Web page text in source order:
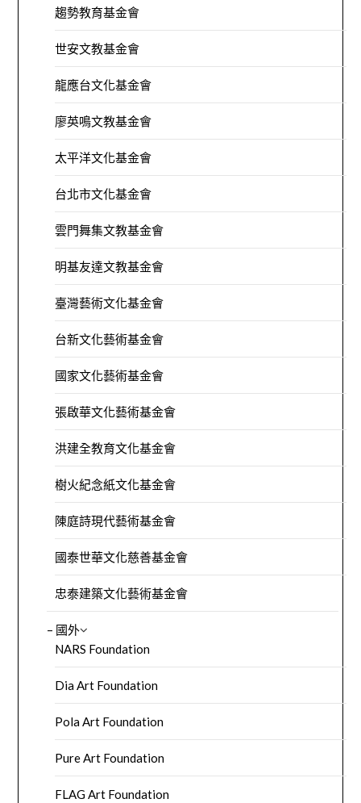
趨勢教育基金會
世安文教基金會
龍應台文化基金會
廖英鳴文教基金會
太平洋文化基金會
台北市文化基金會
雲門舞集文教基金會
明基友達文教基金會
臺灣藝術文化基金會
台新文化藝術基金會
國家文化藝術基金會
張啟華文化藝術基金會
洪建全教育文化基金會
樹火紀念紙文化基金會
陳庭詩現代藝術基金會
國泰世華文化慈善基金會
忠泰建築文化藝術基金會
– 國外
NARS Foundation
Dia Art Foundation
Pola Art Foundation
Pure Art Foundation
FLAG Art Foundation